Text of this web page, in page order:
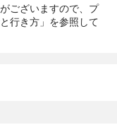
ございますので、プ
行き方」を参照して